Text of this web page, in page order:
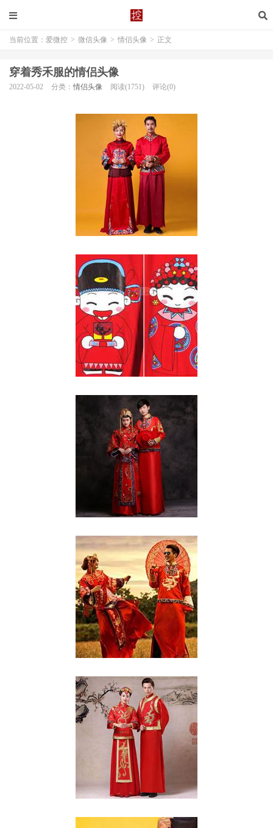
当前位置： 爱微控 > 微信头像 > 情侣头像 > 正文
穿着秀禾服的情侣头像
2022-05-02 分类： 情侣头像 阅读(1751) 评论(0)